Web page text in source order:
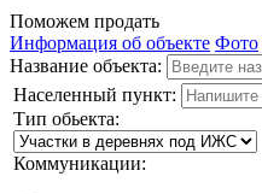
Поможем продать
Информация об объекте Фото
Название объекта:
Населенный пункт:
Тип обьекта:
Коммуникации: